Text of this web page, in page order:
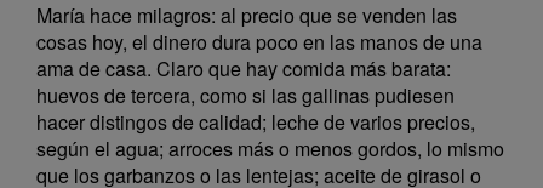
María hace milagros: al precio que se venden las
cosas hoy, el dinero dura poco en las manos de una
ama de casa. Claro que hay comida más barata:
huevos de tercera, como si las gallinas pudiesen
hacer distingos de calidad; leche de varios precios,
según el agua; arroces más o menos gordos, lo mismo
que los garbanzos o las lentejas; aceite de girasol o